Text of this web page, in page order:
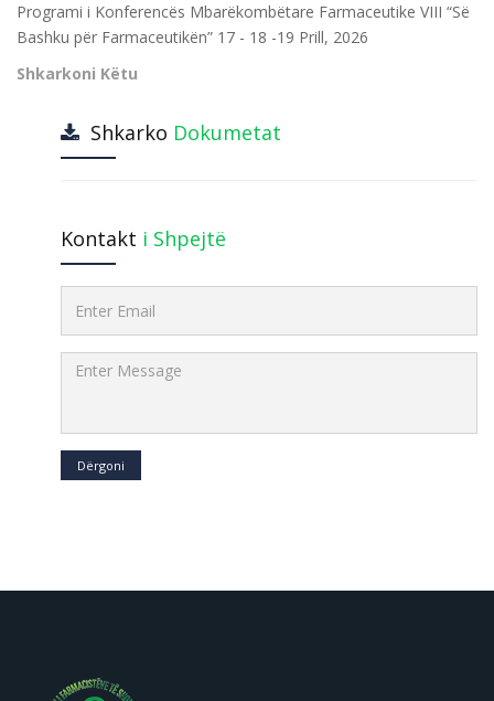
Programi i Konferencës Mbarëkombëtare Farmaceutike VIII “Së
Bashku për Farmaceutikën” 17 - 18 -19 Prill, 2026
Shkarkoni Këtu
Shkarko Dokumetat
Kontakt i Shpejtë
Dërgoni